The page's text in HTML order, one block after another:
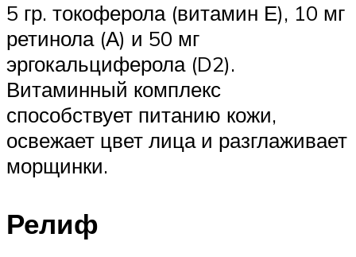
5 гр. токоферола (витамин Е), 10 мг
ретинола (А) и 50 мг
эргокальциферола (D2).
Витаминный комплекс
способствует питанию кожи,
освежает цвет лица и разглаживает
морщинки.
Релиф